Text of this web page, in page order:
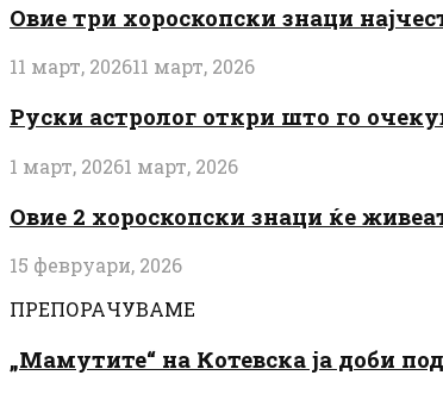
Овие три хороскопски знаци
11 март, 202611 март, 2026
Руски астролог откри што го
1 март, 20261 март, 2026
Овие 2 хороскопски знаци ќе
15 февруари, 2026
ПРЕПОРАЧУВАМЕ
„Мамутите“ на Котевска ја доби